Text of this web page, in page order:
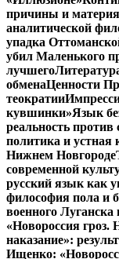
причины и материя
аналитической
упадка
убил Маленького
лучшего
обменаЦенности
теократии
кувшинки»Язык
реальность против
политика и устная
Нижнем Новгороде
современной
русский язык как
философия пола и
военного
«Новороссия гроз.
наказание»:
Ищенко: